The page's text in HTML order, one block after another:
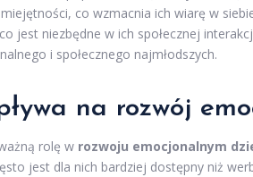
co wzmacnia ich wiarę w
jest niezbędne w ich społecznej
i społecznego najmłodszych.
na rozwój
rolę w rozwoju emocjonalnym
jest dla nich bardziej dostępny niż